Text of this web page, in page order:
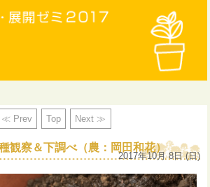
≪ Prev Top Next ≫
観察＆下調べ（農：岡田和花）
2017年10月 8日 (日)